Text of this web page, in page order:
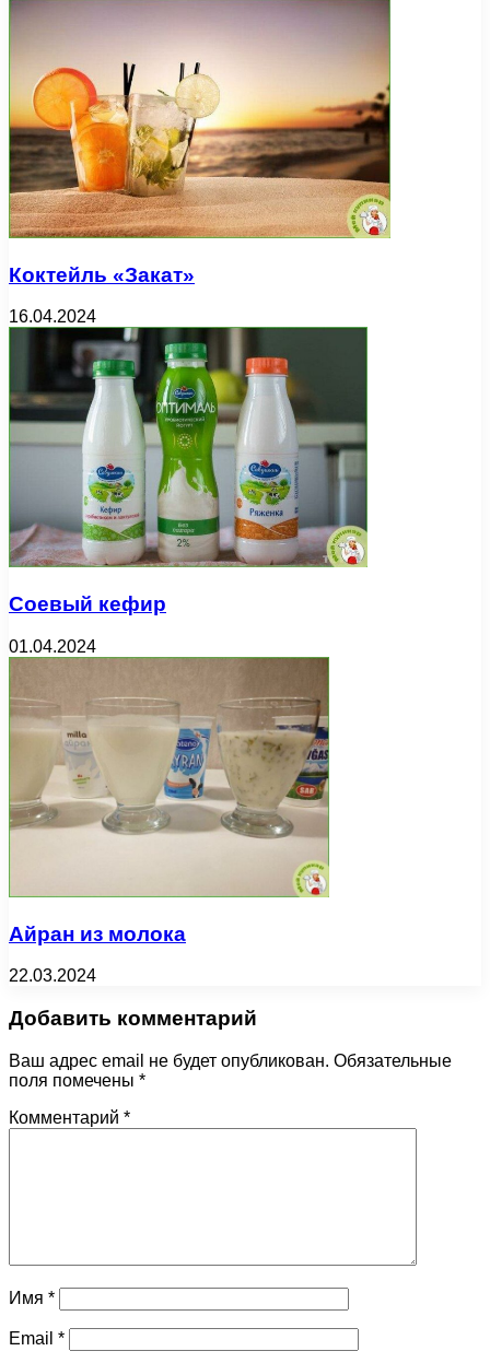
Коктейль «Закат»
16.04.2024
Соевый кефир
01.04.2024
Айран из молока
22.03.2024
Добавить комментарий
Ваш адрес email не будет опубликован. Обязательные
поля помечены *
Комментарий *
Имя *
Email *